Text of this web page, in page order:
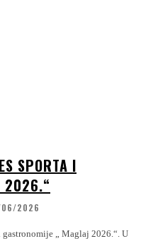
SPORTA I
2026.“
2026
„ Maglaj 2026.“. U